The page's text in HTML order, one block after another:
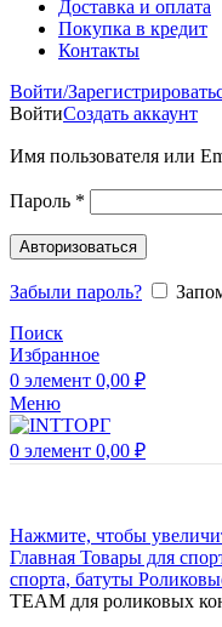
Доставка и оплата
Покупка в кредит
Контакты
Войти/
ВойтиСоздать аккаунт
Имя пользователя или
Пароль *
Авторизоваться
Забыли пароль?
Поиск
Избранное
0 элемент 0,00 ₽
Меню
0 элемент 0,00 ₽
Нажмите, чтобы
Главная Товары для
спорта, батуты
TEAM для роликовых